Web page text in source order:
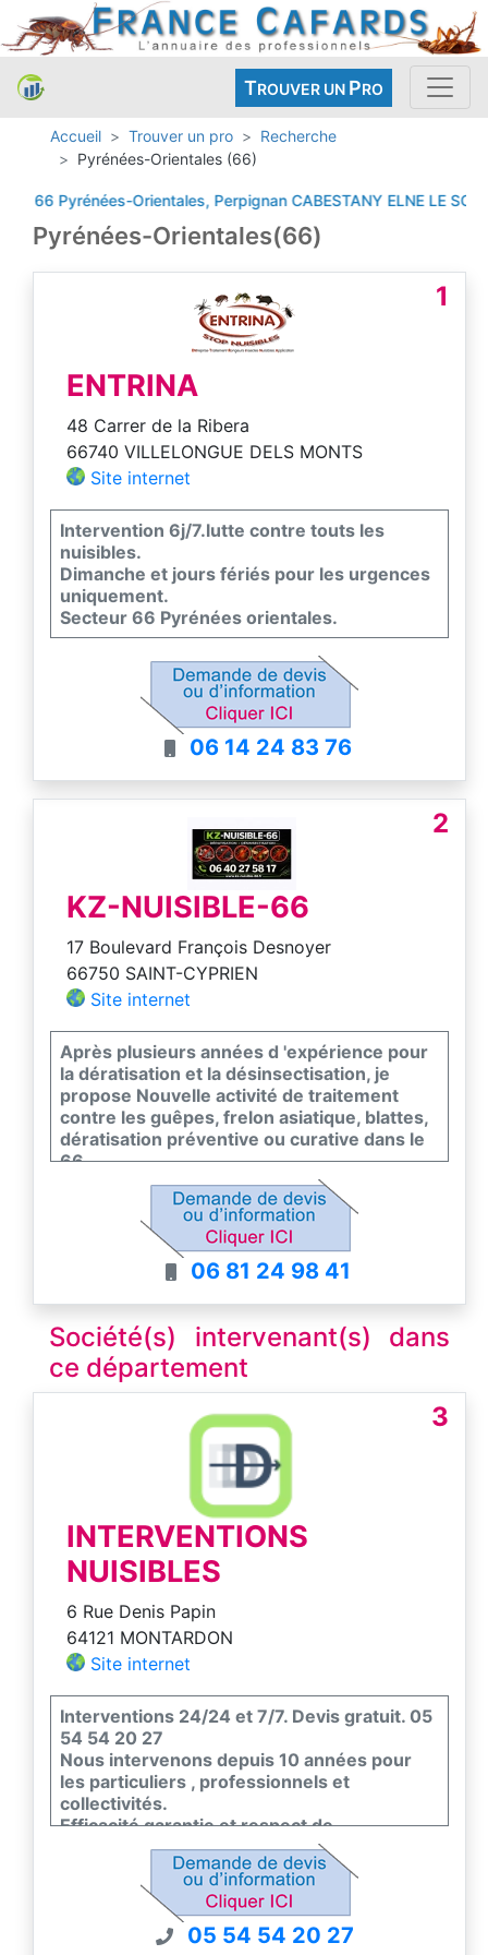
TROUVER UN PRO
Accueil Trouver un pro
Recherche
Pyrénées-Orientales (66)
66 Pyrénées-Orientales, PerpignanCABESTANY ELNE LE SOLER
Pyrénées-Orientales(66)
1
ENTRINA
48 Carrer de la Ribera
66740 VILLELONGUE DELS MONTS
Site internet
Intervention 6j/7.lutte contre touts les
nuisibles.
Dimanche et jours fériés pour les urgences
uniquement.
Secteur 66 Pyrénées orientales.
06 14 24 83 76
2
KZ-NUISIBLE-66
17 Boulevard François Desnoyer
66750 SAINT-CYPRIEN
Site internet
Après plusieurs années d 'expérience pour
la dératisation et la désinsectisation, je
propose Nouvelle activité de traitement
contre les guêpes, frelon asiatique, blattes,
dératisation préventive ou curative dans le
66.
06 81 24 98 41
Société(s) intervenant(s) dans
ce département
3
INTERVENTIONS
NUISIBLES
6 Rue Denis Papin
64121 MONTARDON
Site internet
Interventions 24/24 et 7/7. Devis gratuit. 05
54 54 20 27
Nous intervenons depuis 10 années pour
les particuliers , professionnels et
collectivités.
Efficacité garantie et respect de
l'environnement et de la faune et flore.
Nous sommes certifiés certiphyto -
certibiocide et nous sommes couvert par un
contrat d'assurance pour nos interventions.
05 54 54 20 27